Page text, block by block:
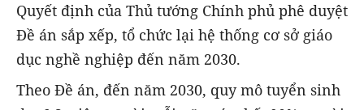
Quyết định của Thủ tướng Chính phủ phê duyệt
Đề án sắp xếp, tổ chức lại hệ thống cơ sở giáo
dục nghề nghiệp đến năm 2030.
Theo Đề án, đến năm 2030, quy mô tuyển sinh